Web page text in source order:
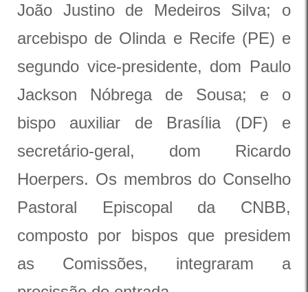
João Justino de Medeiros Silva; o
arcebispo de Olinda e Recife (PE) e
segundo vice-presidente, dom Paulo
Jackson Nóbrega de Sousa; e o
bispo auxiliar de Brasília (DF) e
secretário-geral, dom Ricardo
Hoerpers. Os membros do Conselho
Pastoral Episcopal da CNBB,
composto por bispos que presidem
as Comissões, integraram a